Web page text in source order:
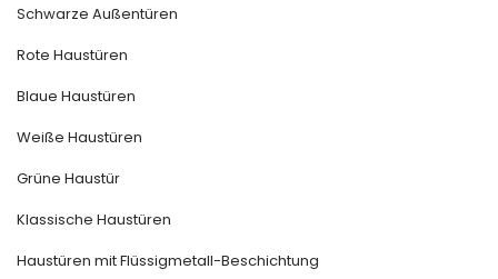
Schwarze Außentüren
Rote Haustüren
Blaue Haustüren
Weiße Haustüren
Grüne Haustür
Klassische Haustüren
Haustüren mit Flüssigmetall-Beschichtung